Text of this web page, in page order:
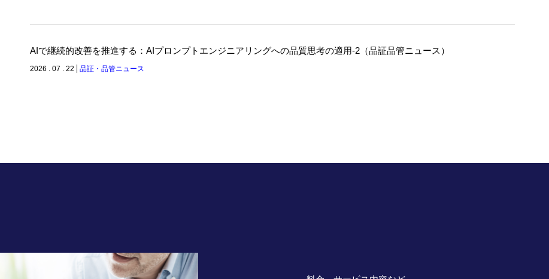
AIで継続的改善を推進する：AIプロンプトエンジニアリングへの品質思考の適用-2（品証品管ニュース）
2026 . 07 . 22 品証・品管ニュース